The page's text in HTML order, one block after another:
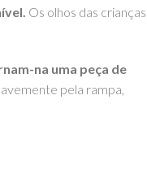
Os olhos das crianças
na uma peça de
pela rampa,